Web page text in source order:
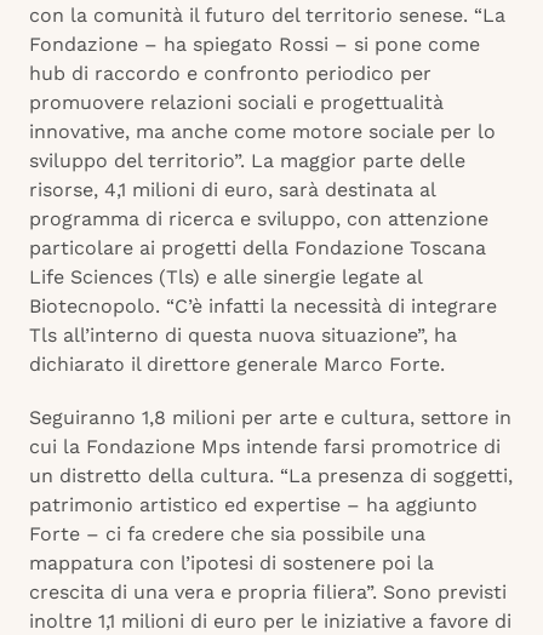
con la comunità il futuro del territorio senese. “La
Fondazione – ha spiegato Rossi – si pone come
hub di raccordo e confronto periodico per
promuovere relazioni sociali e progettualità
innovative, ma anche come motore sociale per lo
sviluppo del territorio”. La maggior parte delle
risorse, 4,1 milioni di euro, sarà destinata al
programma di ricerca e sviluppo, con attenzione
particolare ai progetti della Fondazione Toscana
Life Sciences (Tls) e alle sinergie legate al
Biotecnopolo. “C’è infatti la necessità di integrare
Tls all’interno di questa nuova situazione”, ha
dichiarato il direttore generale Marco Forte.
Seguiranno 1,8 milioni per arte e cultura, settore in
cui la Fondazione Mps intende farsi promotrice di
un distretto della cultura. “La presenza di soggetti,
patrimonio artistico ed expertise – ha aggiunto
Forte – ci fa credere che sia possibile una
mappatura con l’ipotesi di sostenere poi la
crescita di una vera e propria filiera”. Sono previsti
inoltre 1,1 milioni di euro per le iniziative a favore di